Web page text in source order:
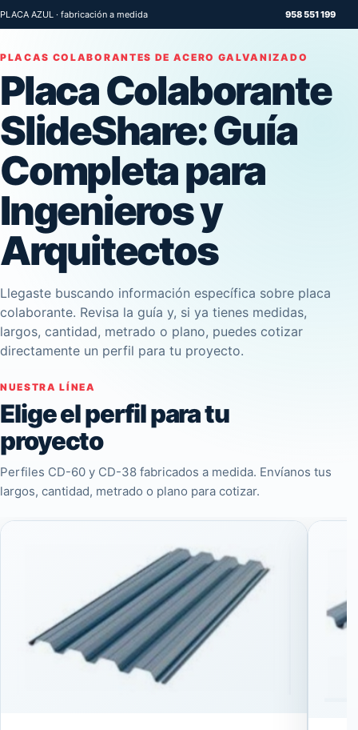
PLACA AZUL · fabricación a medida 958 551 199
PLACAS COLABORANTES DE ACERO GALVANIZADO
Placa Colaborante
SlideShare: Guía
Completa para
Ingenieros y
Arquitectos
Llegaste buscando información específica sobre placa
colaborante. Revisa la guía y, si ya tienes medidas,
largos, cantidad, metrado o plano, puedes cotizar
directamente un perfil para tu proyecto.
NUESTRA LÍNEA
Elige el perfil para tu
proyecto
Perfiles CD-60 y CD-38 fabricados a medida. Envíanos tus
largos, cantidad, metrado o plano para cotizar.